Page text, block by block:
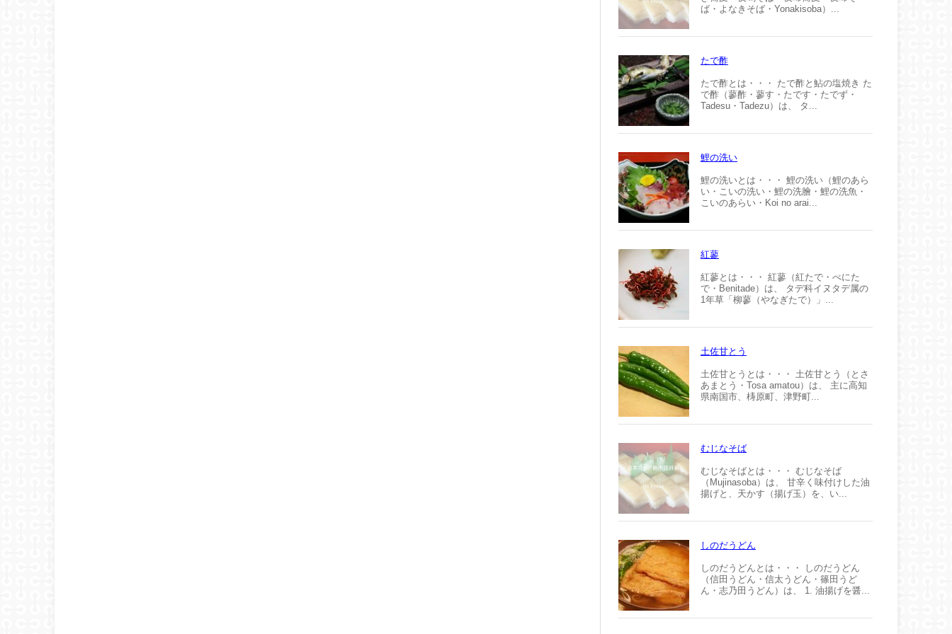
ば・よなきそば・Yonakisoba）...
たで酢
たで酢とは・・・ たで酢と鮎の塩焼き た
で酢（蓼酢・蓼す・たです・たでず・
Tadesu・Tadezu）は、 タ...
鯉の洗い
鯉の洗いとは・・・ 鯉の洗い（鯉のあら
い・こいの洗い・鯉の洗膾・鯉の洗魚・
こいのあらい・Koi no arai...
紅蓼
紅蓼とは・・・ 紅蓼（紅たで・べにた
で・Benitade）は、 タデ科イヌタデ属の
1年草「柳蓼（やなぎたで）」...
土佐甘とう
土佐甘とうとは・・・ 土佐甘とう（とさ
あまとう・Tosa amatou）は、 主に高知
県南国市、梼原町、津野町...
むじなそば
むじなそばとは・・・ むじなそば
（Mujinasoba）は、 甘辛く味付けした油
揚げと、天かす（揚げ玉）を、い...
しのだうどん
しのだうどんとは・・・ しのだうどん
（信田うどん・信太うどん・篠田うど
ん・志乃田うどん）は、 1. 油揚げを醤...